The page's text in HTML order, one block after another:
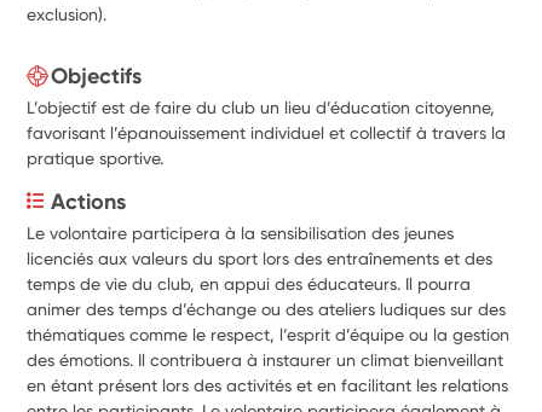
exclusion).
Objectifs
L’objectif est de faire du club un lieu d’éducation citoyenne,
favorisant l’épanouissement individuel et collectif à travers la
pratique sportive.
Actions
Le volontaire participera à la sensibilisation des jeunes
licenciés aux valeurs du sport lors des entraînements et des
temps de vie du club, en appui des éducateurs. Il pourra
animer des temps d’échange ou des ateliers ludiques sur des
thématiques comme le respect, l’esprit d’équipe ou la gestion
des émotions. Il contribuera à instaurer un climat bienveillant
en étant présent lors des activités et en facilitant les relations